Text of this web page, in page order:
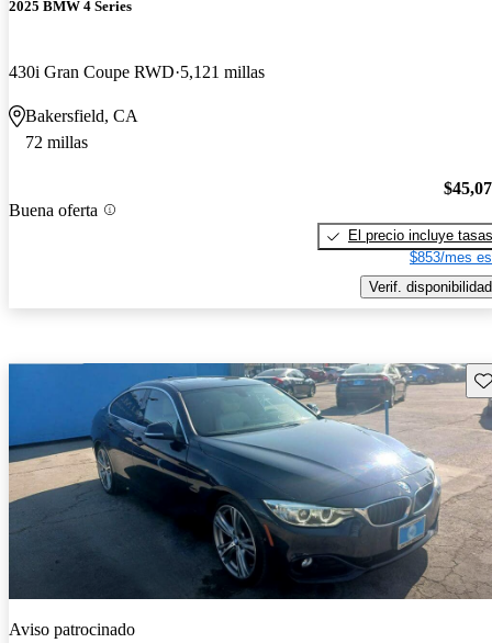
2025 BMW 4 Series
430i Gran Coupe RWD 5,121 millas
Bakersfield, CA
72 millas
Buena oferta
El precio incluye tasas
$853/mes
Verif. disponibilidad
Aviso patrocinado